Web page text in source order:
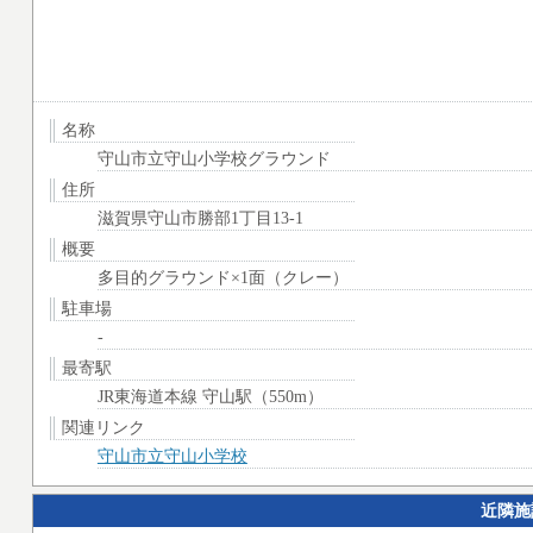
名称
守山市立守山小学校グラウンド
住所
滋賀県守山市勝部1丁目13-1
概要
多目的グラウンド×1面（クレー）
駐車場
-
最寄駅
JR東海道本線 守山駅（550m）
関連リンク
守山市立守山小学校
近隣